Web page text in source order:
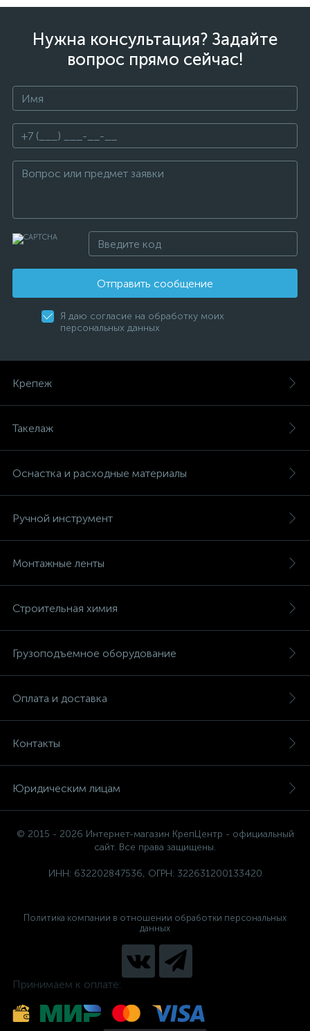
Нужна консультация? Задайте
вопрос прямо сейчас!
Отправить сообщение
Я даю согласие на обработку моих
персональных данных
Крепеж
Такелаж
Оснастка и расходные материалы
Ручной инструмент
Монтажные ленты
Строительная химия
Грузоподъемное оборудование
Оплата и доставка
Контакты
Юридическим лицам
© 2015 - 2026 Интернет-магазин КрепЦентр - официальный
сайт. Все права защищены.
ИНН: 632202847536, ОГРН: 322631200133420
Политика компании в отношении обработки персональных
данных
Принимаем к оплате: